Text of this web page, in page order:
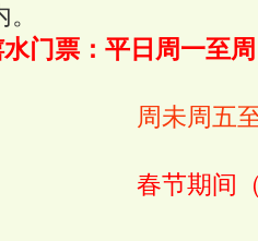
门票：平日周一至
周未周五
春节期间